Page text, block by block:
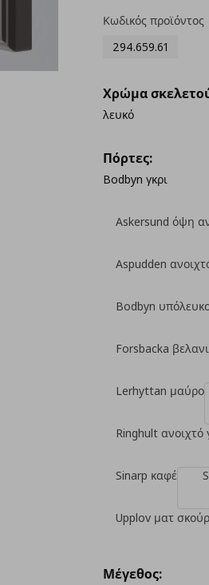
Κωδικός προϊόντος
294.659.61
Χρώμα
λευκό
Πόρτες:
Bodbyn γκρι
Askersund όψη
Aspudden
Bodbyn
Forsbacka
Lerhyttan μαύρο
Ringhult ανοιχτό
Sinarp καφέ
Upplov ματ
Μέγεθος: